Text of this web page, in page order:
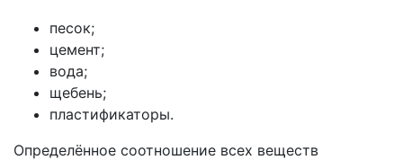
песок;
цемент;
вода;
щебень;
пластификаторы.
Определённое соотношение всех веществ